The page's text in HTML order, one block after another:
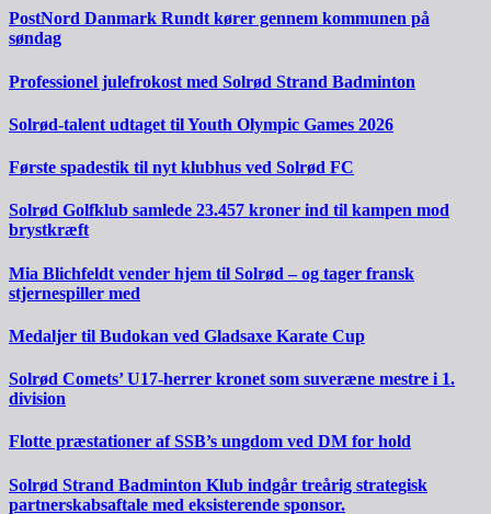
PostNord Danmark Rundt kører gennem kommunen på
søndag
Professionel julefrokost med Solrød Strand Badminton
Solrød-talent udtaget til Youth Olympic Games 2026
Første spadestik til nyt klubhus ved Solrød FC
Solrød Golfklub samlede 23.457 kroner ind til kampen mod
brystkræft
Mia Blichfeldt vender hjem til Solrød – og tager fransk
stjernespiller med
Medaljer til Budokan ved Gladsaxe Karate Cup
Solrød Comets’ U17-herrer kronet som suveræne mestre i 1.
division
Flotte præstationer af SSB’s ungdom ved DM for hold
Solrød Strand Badminton Klub indgår treårig strategisk
partnerskabsaftale med eksisterende sponsor.